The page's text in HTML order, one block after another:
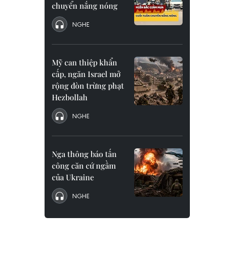
chuyển nắng nóng
NGHE
Mỹ can thiệp khẩn
cấp, ngăn Israel mở
rộng đòn trừng phạt
Hezbollah
NGHE
Nga thông báo tấn
công căn cứ ngầm
của Ukraine
NGHE